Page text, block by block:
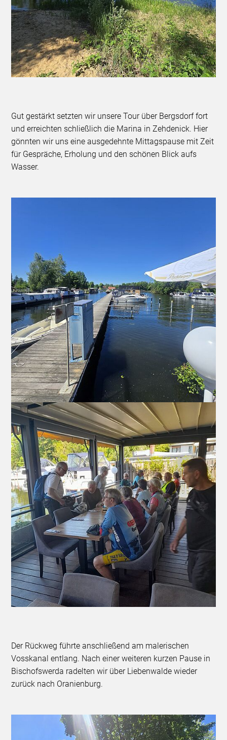
Gut gestärkt setzten wir unsere Tour über Bergsdorf fort
und erreichten schließlich die Marina in Zehdenick. Hier
gönnten wir uns eine ausgedehnte Mittagspause mit Zeit
für Gespräche, Erholung und den schönen Blick aufs
Wasser.
Der Rückweg führte anschließend am malerischen
Vosskanal entlang. Nach einer weiteren kurzen Pause in
Bischofswerda radelten wir über Liebenwalde wieder
zurück nach Oranienburg.